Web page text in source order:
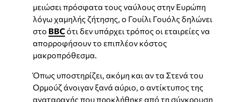
μειώσει πρόσφατα τους ναύλους στην Ευρώπη
λόγω χαμηλής ζήτησης, ο Γουίλι Γουόλς δηλώνει
στο BBCότι δεν υπάρχει τρόπος οι εταιρείες να
απορροφήσουν το επιπλέον κόστος
μακροπρόθεσμα.
Όπως υποστηρίζει, ακόμη και αν τα Στενά του
Ορμούζ άνοιγαν ξανά αύριο, ο αντίκτυπος της
αναταραχής που προκλήθηκε από τη σύγκρουση